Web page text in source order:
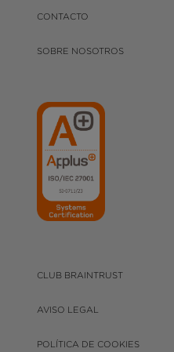
CONTACTO
SOBRE NOSOTROS
CLUB BRAINTRUST
AVISO LEGAL
POLÍTICA DE COOKIES